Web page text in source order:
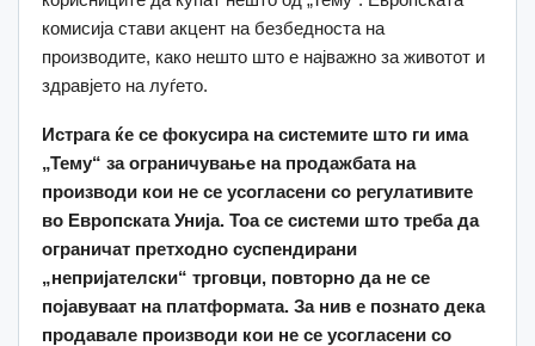
комисија стави акцент на безбедноста на
производите, како нешто што е најважно за животот и
здравјето на луѓето.
Истрага ќе се фокусира на системите што ги има
„Тему“ за ограничување на продажбата на
производи кои не се усогласени со регулативите
во Европската Унија. Тоа се системи што треба да
ограничат претходно суспендирани
„непријателски“ трговци, повторно да не се
појавуваат на платформата. За нив е познато дека
продавале производи кои не се усогласени со